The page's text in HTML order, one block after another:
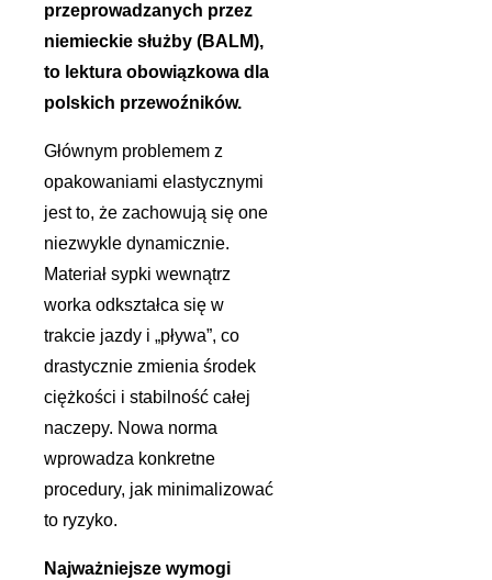
przeprowadzanych przez
niemieckie służby (BALM),
to lektura obowiązkowa dla
polskich przewoźników.
Głównym problemem z
opakowaniami elastycznymi
jest to, że zachowują się one
niezwykle dynamicznie.
Materiał sypki wewnątrz
worka odkształca się w
trakcie jazdy i „pływa”, co
drastycznie zmienia środek
ciężkości i stabilność całej
naczepy. Nowa norma
wprowadza konkretne
procedury, jak minimalizować
to ryzyko.
Najważniejsze wymogi